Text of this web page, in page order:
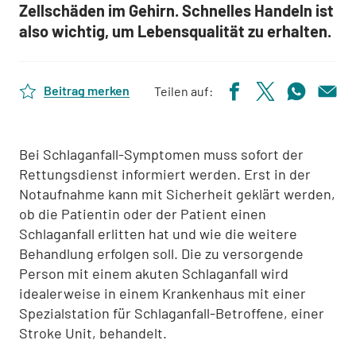
Zellschäden im Gehirn. Schnelles Handeln ist
also wichtig, um Lebensqualität zu erhalten.
Beitrag merken Teilen auf:
Bei Schlaganfall-Symptomen muss sofort der
Rettungsdienst informiert werden. Erst in der
Notaufnahme kann mit Sicherheit geklärt werden,
ob die Patientin oder der Patient einen
Schlaganfall erlitten hat und wie die weitere
Behandlung erfolgen soll. Die zu versorgende
Person mit einem akuten Schlaganfall wird
idealerweise in einem Krankenhaus mit einer
Spezialstation für Schlaganfall-Betroffene, einer
Stroke Unit, behandelt.